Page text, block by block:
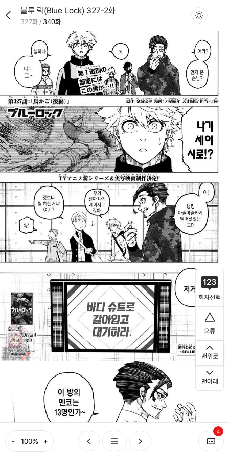
블루 락(Blue Lock) 327-2화
327화 / 340화
- +
4
회차선택
오류
맨위로
맨아래